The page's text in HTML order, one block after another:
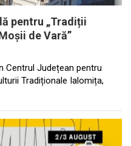
pentru „Tradiții
de Vară”
Centrul Județean pentru
Tradiționale Ialomița,